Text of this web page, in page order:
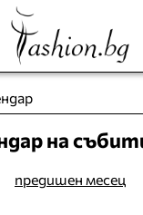
на
предишен месец